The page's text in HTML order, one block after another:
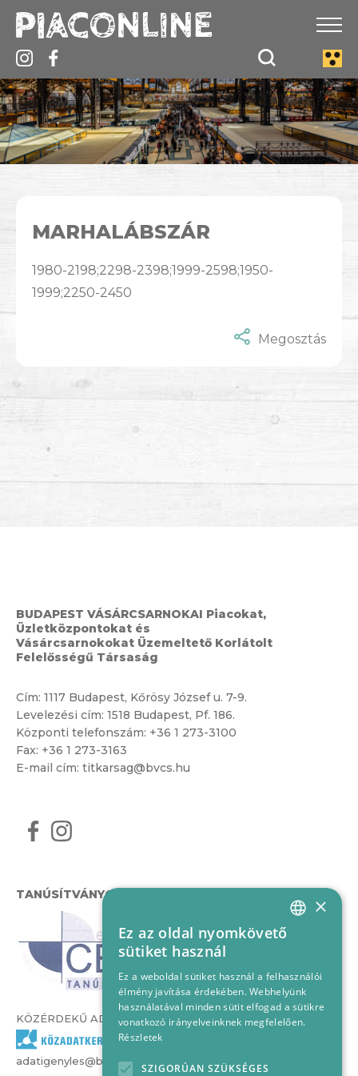
MARHALÁBSZÁR
1980-2198;2298-2398;1999-2598;1950-
1999;2250-2450
Megosztás
BUDAPEST VÁSÁRCSARNOKAI Piacokat,
Üzletközpontokat és
Vásárcsarnokokat Üzemeltető Korlátolt
Felelősségű Társaság
Cím: 1117 Budapest, Kőrösy József u. 7-9.
Levelezési cím: 1518 Budapest, Pf. 186.
Központi telefonszám: +36 1 273-3100
Fax: +36 1 273-3163
E-mail cím: titkarsag@bvcs.hu
TANÚSÍTVÁNYOK
KÖZÉRDEKŰ ADATOK
adatigenyles@bvcs.hu
HUNGARIAN
×
Ez az oldal nyomkövető
sütiket használ
Ez a weboldal sütiket használ a felhasználói
élmény javítása érdekében. Webhelyünk
használatával minden sütit elfogad a sütikre
vonatkozó irányelveinknek megfelelően.
Részletek
SZIGORÚAN SZÜKSÉGES